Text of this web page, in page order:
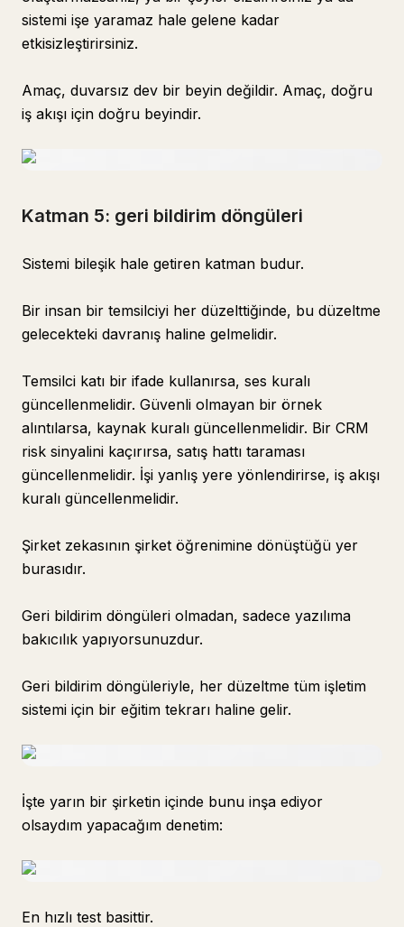
sistemi işe yaramaz hale gelene kadar
etkisizleştirirsiniz.
Amaç, duvarsız dev bir beyin değildir. Amaç, doğru
iş akışı için doğru beyindir.
Katman 5: geri bildirim döngüleri
Sistemi bileşik hale getiren katman budur.
Bir insan bir temsilciyi her düzelttiğinde, bu düzeltme
gelecekteki davranış haline gelmelidir.
Temsilci katı bir ifade kullanırsa, ses kuralı
güncellenmelidir. Güvenli olmayan bir örnek
alıntılarsa, kaynak kuralı güncellenmelidir. Bir CRM
risk sinyalini kaçırırsa, satış hattı taraması
güncellenmelidir. İşi yanlış yere yönlendirirse, iş akışı
kuralı güncellenmelidir.
Şirket zekasının şirket öğrenimine dönüştüğü yer
burasıdır.
Geri bildirim döngüleri olmadan, sadece yazılıma
bakıcılık yapıyorsunuzdur.
Geri bildirim döngüleriyle, her düzeltme tüm işletim
sistemi için bir eğitim tekrarı haline gelir.
İşte yarın bir şirketin içinde bunu inşa ediyor
olsaydım yapacağım denetim:
En hızlı test basittir.